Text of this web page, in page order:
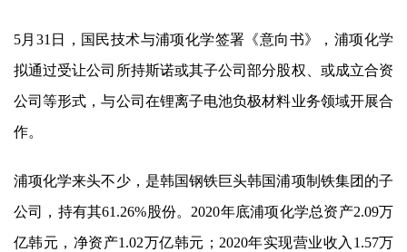
5月31日， 国民技术与浦项化学签署《意向书》，浦项化学
拟通过受让公司所持斯诺或其子公司部分股权、或成立合资
公司等形式，与公司在锂离子电池负极材料业务领域开展合
作。
浦项化学来头不少，是韩国钢铁巨头韩国浦项制铁集团的子
公司，持有其61.26%股份。2020年底浦项化学总资产2.09万
亿韩元，净资产1.02万亿韩元；2020年实现营业收入1.57万